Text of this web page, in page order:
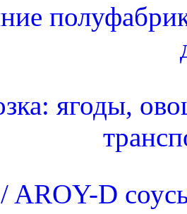
ягоды,
AROY-D